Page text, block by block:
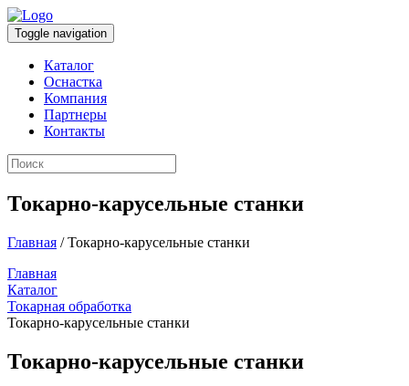
Toggle navigation
Каталог
Оснастка
Компания
Партнеры
Контакты
Токарно-карусельные станки
Главная / Токарно-карусельные станки
Главная
Каталог
Токарная обработка
Токарно-карусельные станки
Токарно-карусельные станки